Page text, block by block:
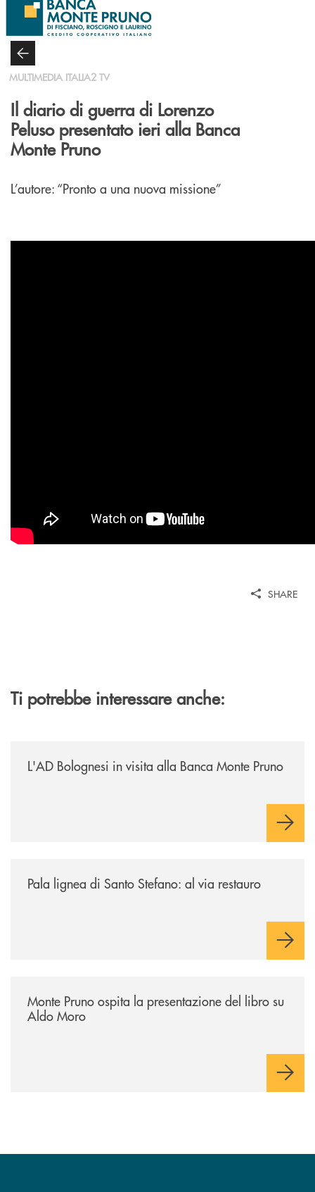
Salta al contenuto principale
MULTIMEDIA ITALIA2 TV
Il diario di guerra di Lorenzo
Peluso presentato ieri alla Banca
Monte Pruno
L’autore: “Pronto a una nuova missione”
SHARE
Ti potrebbe interessare anche:
L'AD Bolognesi in visita alla Banca Monte Pruno
Pala lignea di Santo Stefano: al via restauro
Monte Pruno ospita la presentazione del libro su
Aldo Moro